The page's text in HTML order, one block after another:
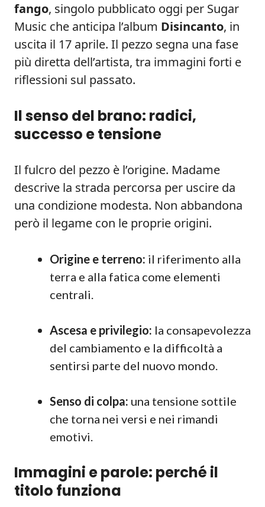
fango, singolo pubblicato oggi per Sugar
Music che anticipa l’album Disincanto, in
uscita il 17 aprile. Il pezzo segna una fase
più diretta dell’artista, tra immagini forti e
riflessioni sul passato.
Il senso del brano: radici,
successo e tensione
Il fulcro del pezzo è l’origine. Madame
descrive la strada percorsa per uscire da
una condizione modesta. Non abbandona
però il legame con le proprie origini.
Origine e terreno: il riferimento alla
terra e alla fatica come elementi
centrali.
Ascesa e privilegio: la consapevolezza
del cambiamento e la difficoltà a
sentirsi parte del nuovo mondo.
Senso di colpa: una tensione sottile
che torna nei versi e nei rimandi
emotivi.
Immagini e parole: perché il
titolo funziona